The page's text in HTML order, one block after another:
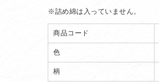
※詰め綿は入っていません。
商品コード
色
柄